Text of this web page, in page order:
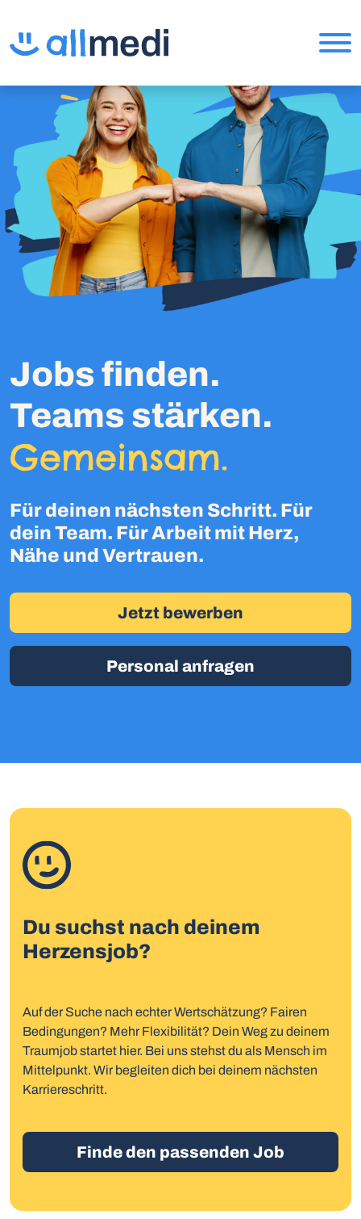
Jobs finden.
Teams stärken.
Gemeinsam.
Für deinen nächsten Schritt. Für
dein Team. Für Arbeit mit Herz,
Nähe und Vertrauen.
Jetzt bewerben
Personal anfragen
Du suchst nach deinem
Herzensjob?
Auf der Suche nach echter Wertschätzung? Fairen
Bedingungen? Mehr Flexibilität? Dein Weg zu deinem
Traumjob startet hier. Bei uns stehst du als Mensch im
Mittelpunkt. Wir begleiten dich bei deinem nächsten
Karriereschritt.
Finde den passenden Job